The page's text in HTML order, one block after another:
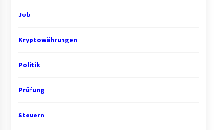
Job
Kryptowährungen
Politik
Prüfung
Steuern